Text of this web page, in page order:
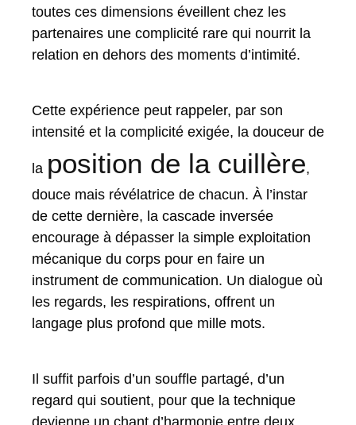
toutes ces dimensions éveillent chez les
partenaires une complicité rare qui nourrit la
relation en dehors des moments d’intimité.
Cette expérience peut rappeler, par son
intensité et la complicité exigée, la douceur de
la position de la cuillère,
douce mais révélatrice de chacun. À l’instar
de cette dernière, la cascade inversée
encourage à dépasser la simple exploitation
mécanique du corps pour en faire un
instrument de communication. Un dialogue où
les regards, les respirations, offrent un
langage plus profond que mille mots.
Il suffit parfois d’un souffle partagé, d’un
regard qui soutient, pour que la technique
devienne un chant d’harmonie entre deux